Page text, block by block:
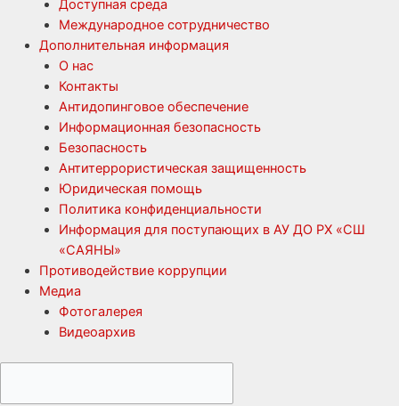
Доступная среда
Международное сотрудничество
Дополнительная информация
О нас
Контакты
Антидопинговое обеспечение
Информационная безопасность
Безопасность
Антитеррористическая защищенность
Юридическая помощь
Политика конфиденциальности
Информация для поступающих в АУ ДО РХ «СШ
«САЯНЫ»
Противодействие коррупции
Медиа
Фотогалерея
Видеоархив